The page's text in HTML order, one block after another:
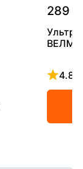
289
4.8